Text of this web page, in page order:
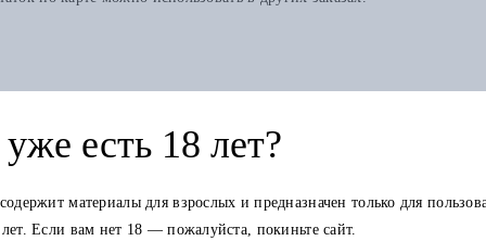
есть 18 лет?
материалы для взрослых и предназначен только для
Если вам нет 18 — пожалуйста, покиньте сайт.